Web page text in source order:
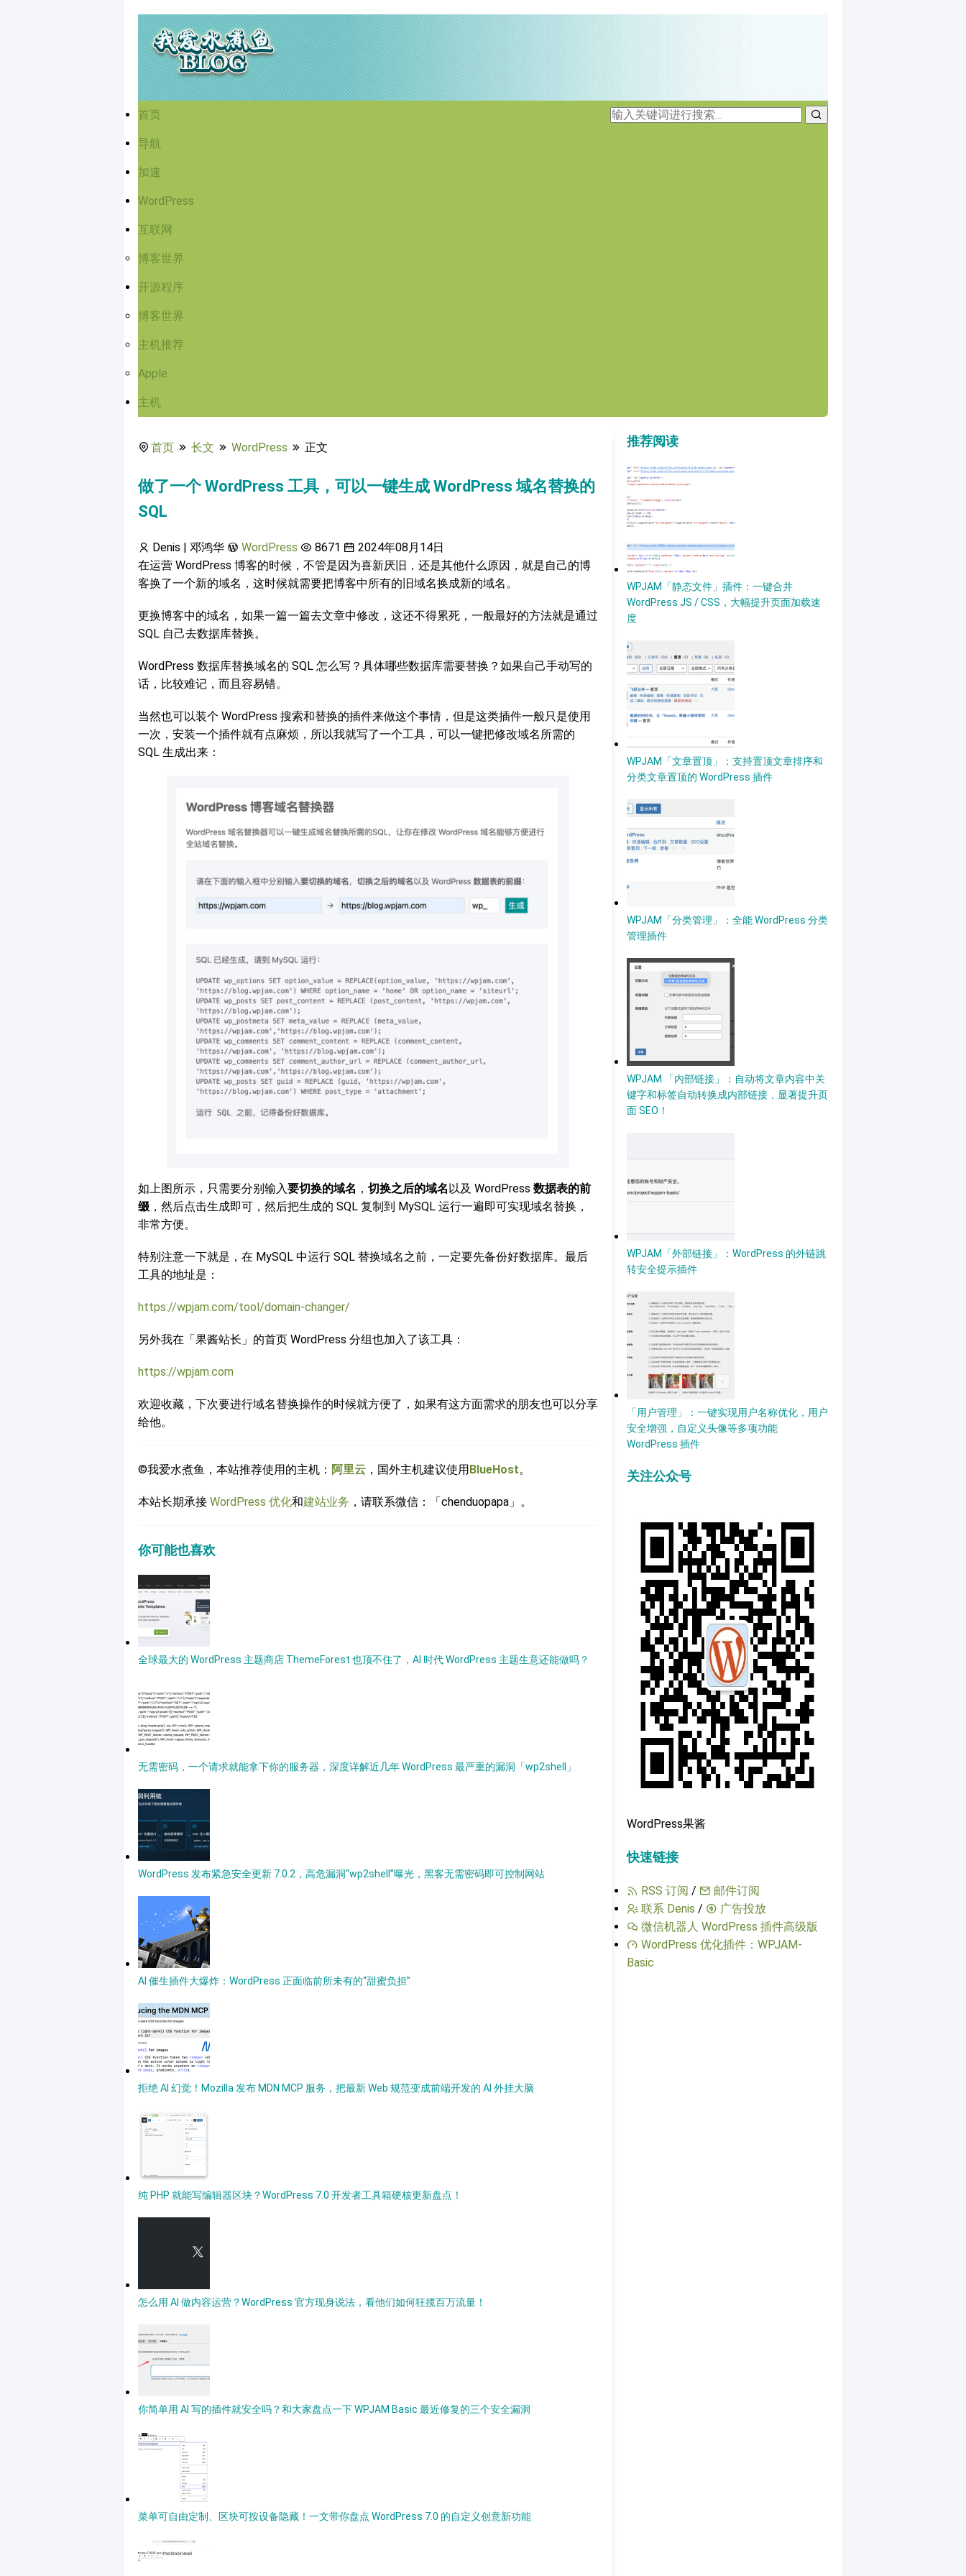
首页
导航
加速
WordPress
互联网
博客世界
开源程序
博客世界
主机推荐
Apple
主机
首页 长文 WordPress 正文
做了一个 WordPress 工具，可以一键生成 WordPress 域名替换的
SQL
Denis | 邓鸿华 WordPress 8671
2024年08月14日
在运营 WordPress 博客的时候，不管是因为喜新厌旧，还是其他什么原因，就是自己的博
客换了一个新的域名，这时候就需要把博客中所有的旧域名换成新的域名。
更换博客中的域名，如果一篇一篇去文章中修改，这还不得累死，一般最好的方法就是通过
SQL 自己去数据库替换。
WordPress 数据库替换域名的 SQL 怎么写？具体哪些数据库需要替换？如果自己手动写的
话，比较难记，而且容易错。
当然也可以装个 WordPress 搜索和替换的插件来做这个事情，但是这类插件一般只是使用
一次，安装一个插件就有点麻烦，所以我就写了一个工具，可以一键把修改域名所需的
SQL 生成出来：
如上图所示，只需要分别输入要切换的域名 ， 切换之后的域名以及 WordPress 数据表的前
缀 ，然后点击生成即可，然后把生成的 SQL 复制到 MySQL 运行一遍即可实现域名替换，
非常方便。
特别注意一下就是，在 MySQL 中运行 SQL 替换域名之前，一定要先备份好数据库。最后
工具的地址是：
https://wpjam.com/tool/domain-changer/
另外我在「果酱站长」的首页 WordPress 分组也加入了该工具：
https://wpjam.com
欢迎收藏，下次要进行域名替换操作的时候就方便了，如果有这方面需求的朋友也可以分享
给他。
©我爱水煮鱼，本站推荐使用的主机： 阿里云 ，国外主机建议使用BlueHost。
本站长期承接 WordPress 优化和建站业务 ，请联系微信：「chenduopapa」。
你可能也喜欢
全球最大的 WordPress 主题商店 ThemeForest 也顶不住了，AI 时代 WordPress 主题生意还能做吗？
无需密码，一个请求就能拿下你的服务器，深度详解近几年 WordPress 最严重的漏洞「wp2shell」
WordPress 发布紧急安全更新 7.0.2，高危漏洞“wp2shell”曝光，黑客无需密码即可控制网站
AI 催生插件大爆炸：WordPress 正面临前所未有的“甜蜜负担”
拒绝 AI 幻觉！Mozilla 发布 MDN MCP 服务，把最新 Web 规范变成前端开发的 AI 外挂大脑
纯 PHP 就能写编辑器区块？WordPress 7.0 开发者工具箱硬核更新盘点！
怎么用 AI 做内容运营？WordPress 官方现身说法，看他们如何狂揽百万流量！
你简单用 AI 写的插件就安全吗？和大家盘点一下 WPJAM Basic 最近修复的三个安全漏洞
菜单可自由定制、区块可按设备隐藏！一文带你盘点 WordPress 7.0 的自定义创意新功能
推荐阅读
WPJAM「静态文件」插件：一键合并
WordPress JS / CSS，大幅提升页面加载速
度
WPJAM「文章置顶」：支持置顶文章排序和
分类文章置顶的 WordPress 插件
WPJAM「分类管理」：全能 WordPress 分类
管理插件
WPJAM 「内部链接」：自动将文章内容中关
键字和标签自动转换成内部链接，显著提升页
面 SEO！
WPJAM「外部链接」：WordPress 的外链跳
转安全提示插件
「用户管理」：一键实现用户名称优化，用户
安全增强，自定义头像等多项功能
WordPress 插件
关注公众号
WordPress果酱
快速链接
RSS 订阅 /
邮件订阅
联系 Denis /
广告投放
微信机器人 WordPress 插件高级版
WordPress 优化插件：WPJAM-
Basic